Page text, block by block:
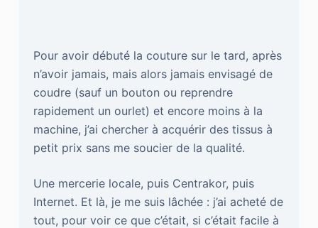
Pour avoir débuté la couture sur le tard, après
n’avoir jamais, mais alors jamais envisagé de
coudre (sauf un bouton ou reprendre
rapidement un ourlet) et encore moins à la
machine, j’ai chercher à acquérir des tissus à
petit prix sans me soucier de la qualité.
Une mercerie locale, puis Centrakor, puis
Internet. Et là, je me suis lâchée : j’ai acheté de
tout, pour voir ce que c’était, si c’était facile à